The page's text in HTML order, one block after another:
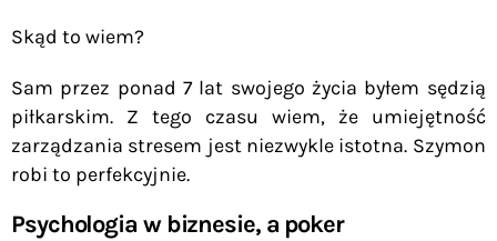
Skąd to wiem?
Sam przez ponad 7 lat swojego życia byłem sędzią
piłkarskim. Z tego czasu wiem, że umiejętność
zarządzania stresem jest niezwykle istotna. Szymon
robi to perfekcyjnie.
Psychologia w biznesie, a poker